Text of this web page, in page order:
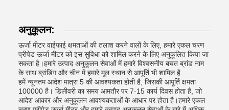
अनुकूलन:
ऊर्जा मीटर वाईफाई क्षमताओं की तलाश करने वालों के लिए, हमारे एकल चरण
प्रीपेड ऊर्जा मीटर को इस सुविधा को शामिल करने के लिए अनुकूलित किया जा
सकता है।हमारे उत्पाद अनुकूलन सेवाओं में हमारे विश्वसनीय बचत ब्रांड नाम
के साथ ब्रांडिंग और चीन में हमारे मूल स्थान से आपूर्ति भी शामिल है.
हमें न्यूनतम आदेश मात्रा 5 की आवश्यकता होती है, जिसकी आपूर्ति क्षमता
100000 है। डिलीवरी का समय आमतौर पर 7-15 कार्य दिवस होता है, जो
आदेश आकार और अनुकूलन आवश्यकताओं के आधार पर होता है।हमारे एकल